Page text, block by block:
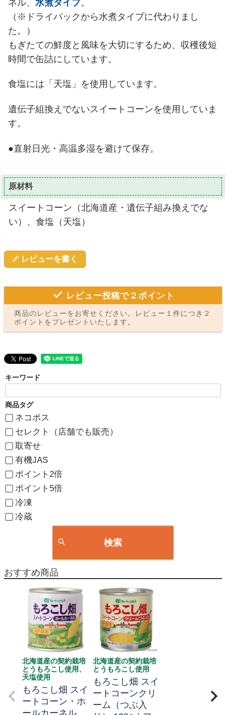
ネル、 水煮タイプ。
（※ドライパックから水煮タイプに代わりまし
た。）
もぎたての鮮度と風味を大切にするため、収穫後短
時間で缶詰にしています。
食塩には「天塩」を使用しています。
遺伝子組換えでないスイートコーンを使用していま
す。
●直射日光・高温多湿を避けて保存。
原材料
スイートコーン（北海道産・遺伝子組み換えでな
い）、食塩（天塩）
レビューを書く
レビュー投稿で２ポイント
商品のレビューをお寄せください。レビュー１件につき２
ポイントをプレゼントいたします。
キーワード
商品タグ
ネコポス
セレクト（店舗でも販売）
取寄せ
有機JAS
ポイント2倍
ポイント5倍
冷凍
冷蔵
検索
おすすめ商品
北海道産の契約栽培
とうもろこし使用、
天塩使用
もろこし畑 スイ
ートコーン・ホ
北海道産の契約栽培
とうもろこし使用
もろこし畑 スイ
ートコーンクリ
ーム（つぶ入